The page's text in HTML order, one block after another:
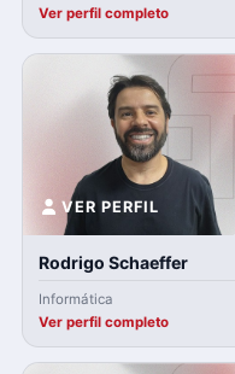
Ver perfil completo
VER PERFIL
Rodrigo Schaeffer
Informática
Ver perfil completo